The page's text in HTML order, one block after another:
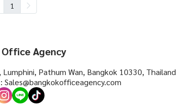
1
Agency
Pathum Wan, Bangkok 10330, Thailand
Sales@bangkokofficeagency.com